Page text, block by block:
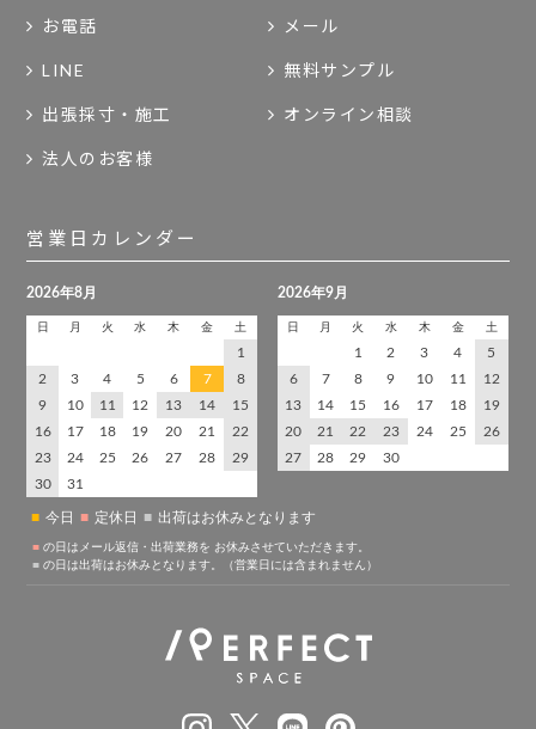
お電話 メール
LINE 無料サンプル
出張採寸・施工 オンライン相談
法人のお客様
営業日カレンダー